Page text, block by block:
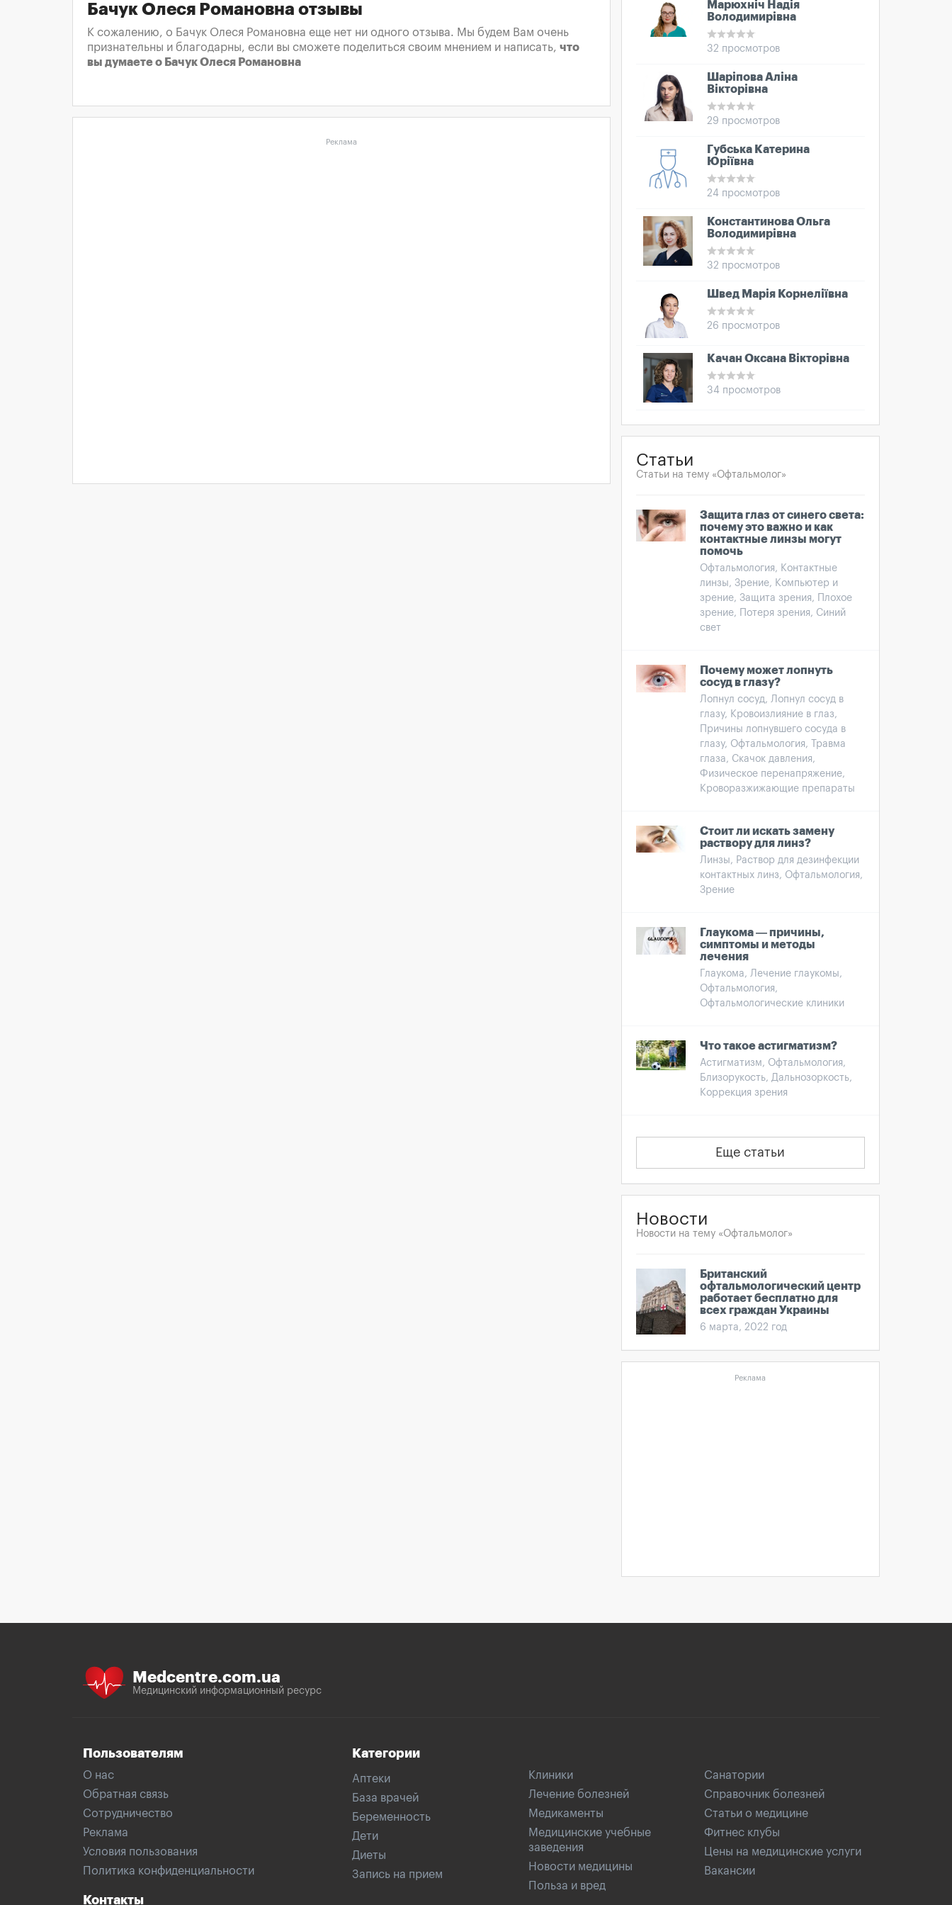
Бачук Олеся Романовна отзывы
К сожалению, о Бачук Олеся Романовна еще нет ни одного отзыва. Мы будем Вам очень
признательны и благодарны, если вы сможете поделиться своим мнением и написать, что
вы думаете о Бачук Олеся Романовна
Реклама
Марюхніч Надія
Володимирівна
32 просмотров
Шаріпова Аліна
Вікторівна
29 просмотров
Губська Катерина
Юріївна
24 просмотров
Константинова Ольга
Володимирівна
32 просмотров
Швед Марія Корнеліївна
26 просмотров
Качан Оксана Вікторівна
34 просмотров
Статьи
Статьи на тему «Офтальмолог»
Защита глаз от синего света:
почему это важно и как
контактные линзы могут
помочь
Офтальмология, Контактные
линзы, Зрение, Компьютер и
зрение, Защита зрения, Плохое
зрение, Потеря зрения, Синий
свет
Почему может лопнуть
сосуд в глазу?
Лопнул сосуд, Лопнул сосуд в
глазу, Кровоизлияние в глаз,
Причины лопнувшего сосуда в
глазу, Офтальмология, Травма
глаза, Скачок давления,
Физическое перенапряжение,
Кроворазжижающие препараты
Стоит ли искать замену
раствору для линз?
Линзы, Раствор для дезинфекции
контактных линз, Офтальмология,
Зрение
Глаукома — причины,
симптомы и методы
лечения
Глаукома, Лечение глаукомы,
Офтальмология,
Офтальмологические клиники
Что такое астигматизм?
Астигматизм, Офтальмология,
Близорукость, Дальнозоркость,
Коррекция зрения
Еще статьи
Новости
Новости на тему «Офтальмолог»
Британский
офтальмологический центр
работает бесплатно для
всех граждан Украины
6 марта, 2022 год
Реклама
Medcentre.com.ua
Медицинский информационный ресурс
Пользователям
О нас
Обратная связь
Сотрудничество
Реклама
Условия пользования
Политика конфиденциальности
Контакты
Категории
Аптеки
База врачей
Беременность
Дети
Диеты
Запись на прием
Клиники
Лечение болезней
Медикаменты
Медицинские учебные
заведения
Новости медицины
Польза и вред
Санатории
Справочник болезней
Статьи о медицине
Фитнес клубы
Цены на медицинские услуги
Вакансии